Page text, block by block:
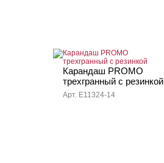
Карандаш PROMO
трехгранный с резинкой
Арт. E11324-14